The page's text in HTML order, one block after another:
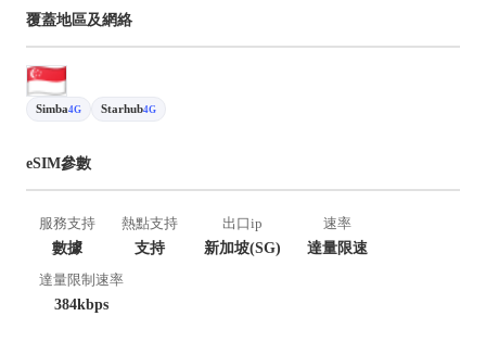
覆蓋地區及網絡
Simba4G Starhub4G
eSIM參數
服務支持
數據
熱點支持
支持
出口ip
新加坡(SG)
速率
達量限速
達量限制速率
384kbps